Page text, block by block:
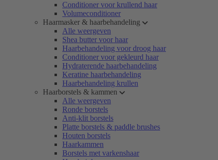
Conditioner voor krullend haar
Volumeconditioner
Haarmasker & haarbehandeling
Alle weergeven
Shea butter voor haar
Haarbehandeling voor droog haar
Conditioner voor gekleurd haar
Hydraterende haarbehandeling
Keratine haarbehandeling
Haarbehandeling krullen
Haarborstels & kammen
Alle weergeven
Ronde borstels
Anti-klit borstels
Platte borstels & paddle brushes
Houten borstels
Haarkammen
Borstels met varkenshaar